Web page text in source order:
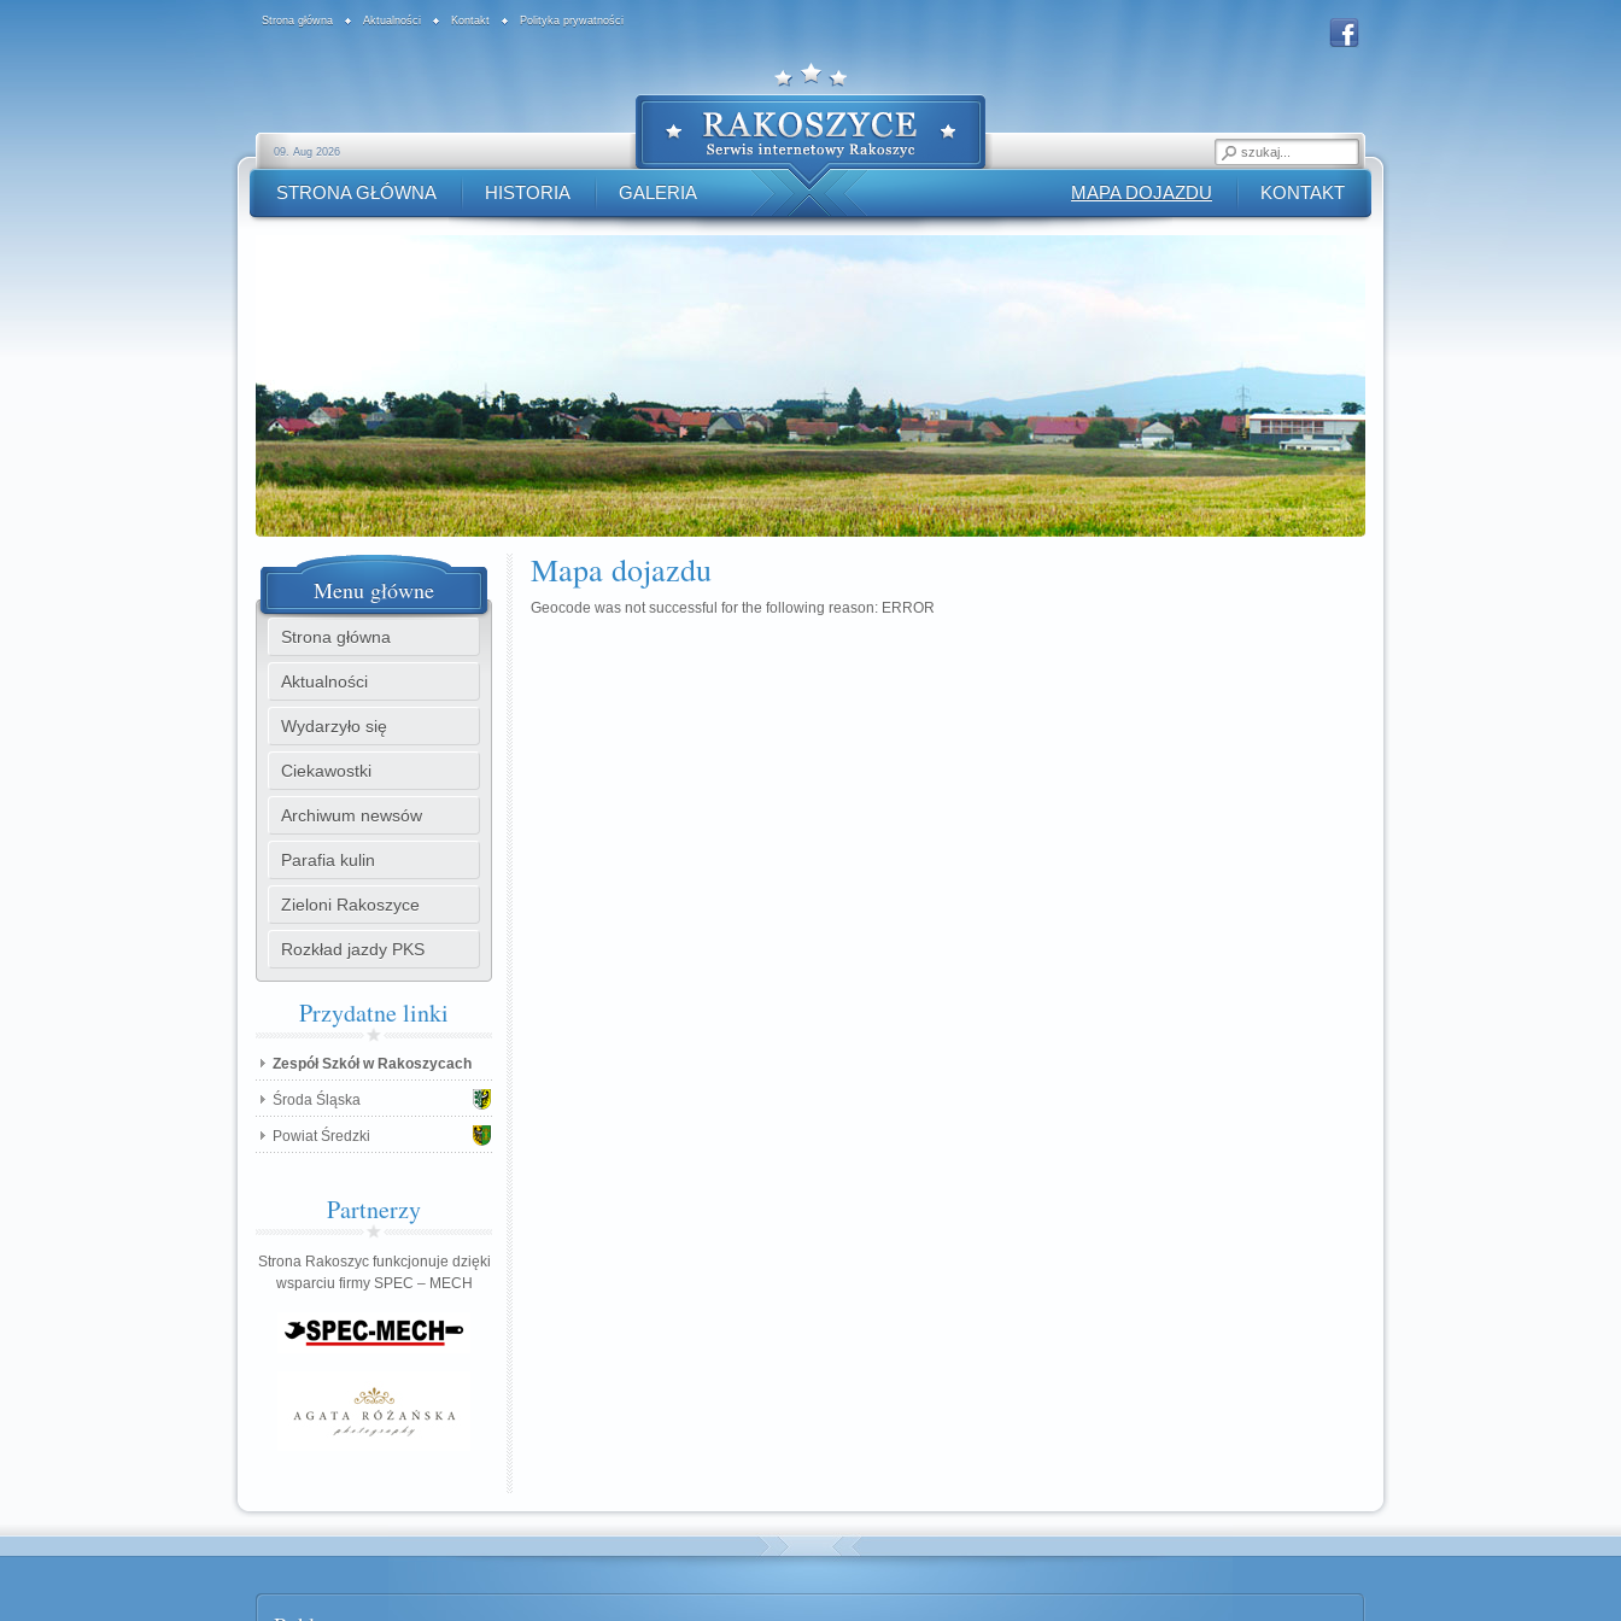
Strona główna Aktualności Kontakt Polityka prywatności
09. Aug 2026
STRONA GŁÓWNA HISTORIA GALERIA MAPA DOJAZDU KONTAKT
Mapa dojazdu
Geocode was not successful for the following reason: ERROR
Menu główne
Strona główna
Aktualności
Wydarzyło się
Ciekawostki
Archiwum newsów
Parafia kulin
Zieloni Rakoszyce
Rozkład jazdy PKS
Przydatnelinki
Zespół Szkół w Rakoszycach
Środa Śląska
Powiat Średzki
Partnerzy
Strona Rakoszyc funkcjonuje dzięki
wsparciu firmy SPEC – MECH